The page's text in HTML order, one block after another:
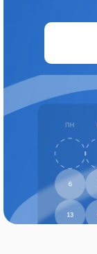
После
с
будущего.